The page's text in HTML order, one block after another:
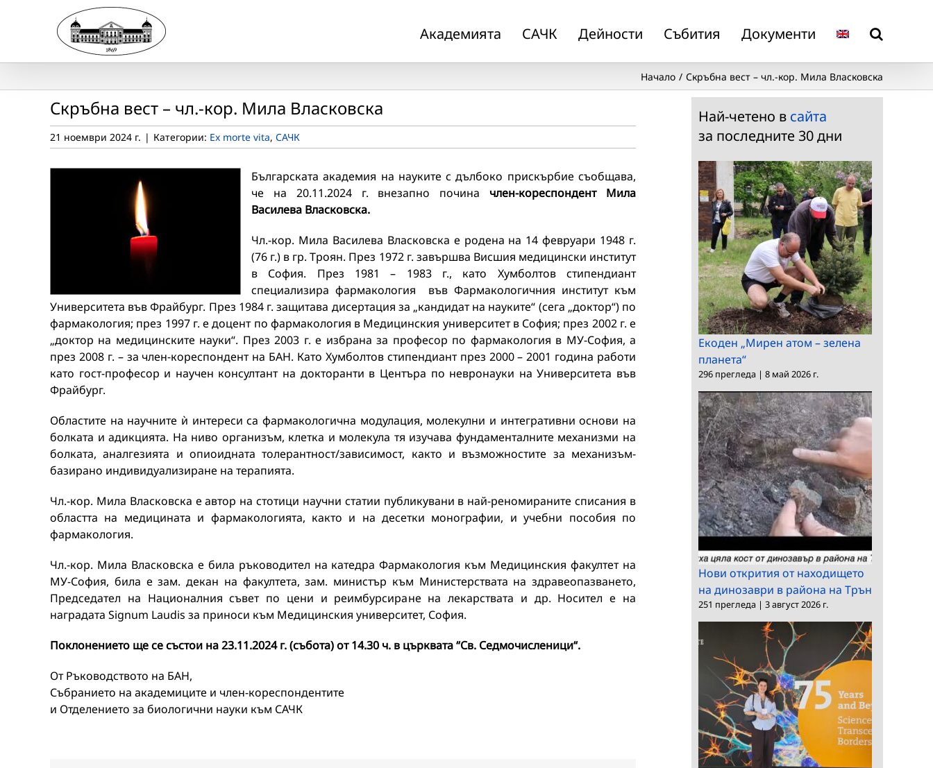
Академията САЧК Дейности Събития Документи
Начало Скръбна вест – чл.-кор. Мила Власковска
Скръбна вест – чл.-кор. Мила Власковска
21 ноември 2024 г. | Категории: Ex morte vita, САЧК
Българската академия на науките с дълбоко прискърбие съобщава,
че на 20.11.2024 г. внезапно почина член-кореспондент Мила
Василева Власковска.
Чл.-кор. Мила Василева Власковска е родена на 14 февруари 1948 г.
(76 г.) в гр. Троян. През 1972 г. завършва Висшия медицински институт
в София. През 1981 – 1983 г., като Хумболтов стипендиант
специализира фармакология във Фармакологичния институт към
Университета във Фрайбург. През 1984 г. защитава дисертация за „кандидат на науките“ (сега „доктор“) по
фармакология; през 1997 г. е доцент по фармакология в Медицинския университет в София; през 2002 г. е
„доктор на медицинските науки“. През 2003 г. е избрана за професор по фармакология в МУ-София, а
през 2008 г. – за член-кореспондент на БАН. Като Хумболтов стипендиант през 2000 – 2001 година работи
като гост-професор и научен консултант на докторанти в Центъра по невронауки на Университета във
Фрайбург.
Областите на научните ѝ интереси са фармакологична модулация, молекулни и интегративни основи на
болката и адикцията. На ниво организъм, клетка и молекула тя изучава фундаменталните механизми на
болката, аналгезията и опиоидната толерантност/зависимост, както и възможностите за механизъм-
базирано индивидуализиране на терапията.
Чл.-кор. Мила Власковска е автор на стотици научни статии публикувани в най-реномираните списания в
областта на медицината и фармакологията, както и на десетки монографии, и учебни пособия по
фармакология.
Чл.-кор. Мила Власковска е била ръководител на катедра Фармакология към Медицинския факултет на
МУ-София, била е зам. декан на факултета, зам. министър към Министерствата на здравеопазването,
Председател на Националния съвет по цени и реимбурсиране на лекарствата и др. Носител е на
наградата Signum Laudis за приноси към Медицинския университет, София.
Поклонението ще се състои на 23.11.2024 г. (събота) от 14.30 ч. в църквата “Св. Седмочисленици“.
От Ръководството на БАН,
Събранието на академиците и член-кореспондентите
и Отделението за биологични науки към САЧК
Най-четено в сайта
за последните 30 дни
Екоден „Мирен атом – зелена
планета“
296 прегледа | 8 май 2026 г.
Нови открития от находището
на динозаври в района на Трън
251 прегледа | 3 август 2026 г.